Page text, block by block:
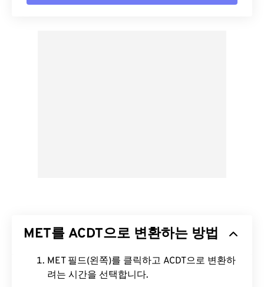
MET를 ACDT으로 변환하는 방법
MET 필드(왼쪽)를 클릭하고 ACDT으로 변환하
려는 시간을 선택합니다.